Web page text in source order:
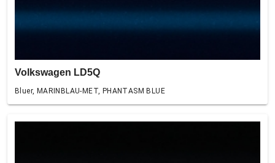
Volkswagen LD5Q
Bluer, MARINBLAU-MET, PHANTASM BLUE